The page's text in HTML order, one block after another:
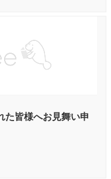
た皆様へお見舞い申